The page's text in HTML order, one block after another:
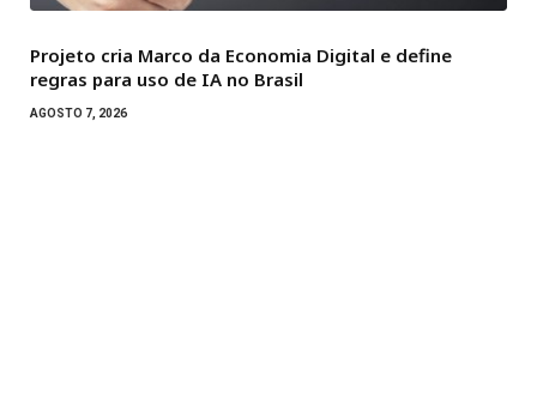
Projeto cria Marco da Economia Digital e define
regras para uso de IA no Brasil
AGOSTO 7, 2026